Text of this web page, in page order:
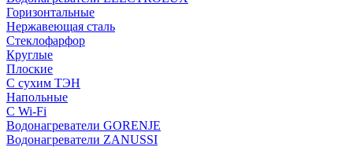
Горизонтальные
Нержавеющая сталь
Стеклофарфор
Круглые
Плоские
С сухим ТЭН
Напольные
С Wi-Fi
Водонагреватели GORENJE
Водонагреватели ZANUSSI